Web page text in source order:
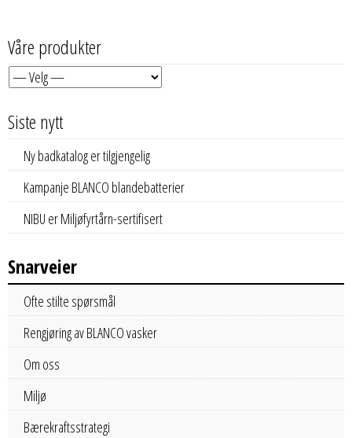
Våre produkter
Siste nytt
Ny badkatalog er tilgjengelig
Kampanje BLANCO blandebatterier
NIBU er Miljøfyrtårn-sertifisert
Snarveier
Ofte stilte spørsmål
Rengjøring av BLANCO vasker
Om oss
Miljø
Bærekraftsstrategi